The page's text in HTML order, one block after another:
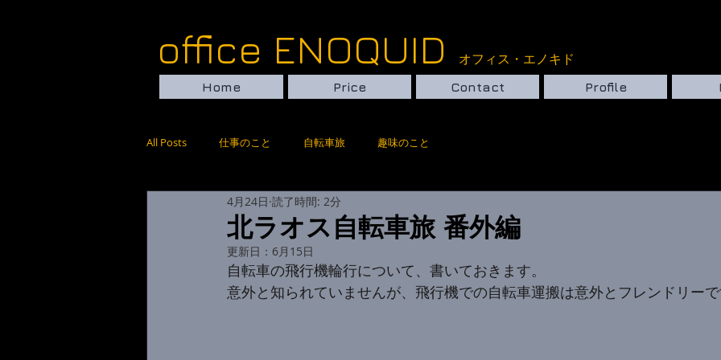
​​​​​​​​​​​​​​​​​​​office ENOQUID
Home Price Contact Profile
オフィス・エノキド​​
All Posts 仕事のこと 自転車旅 趣味のこと
北ラオス自転車旅 番外編
4月24日 読了時間: 2分
更新日： 6月15日
自転車の飛行機輪行について、書いておきます。
意外と知られていませんが、飛行機での自転車運搬は意外とフレンドリーで